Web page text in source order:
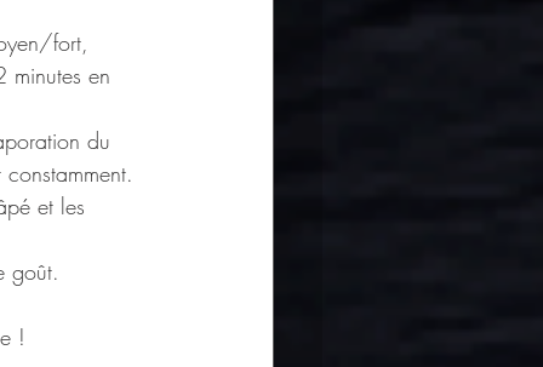
fort,
minutes en
du
et les
goût.
!